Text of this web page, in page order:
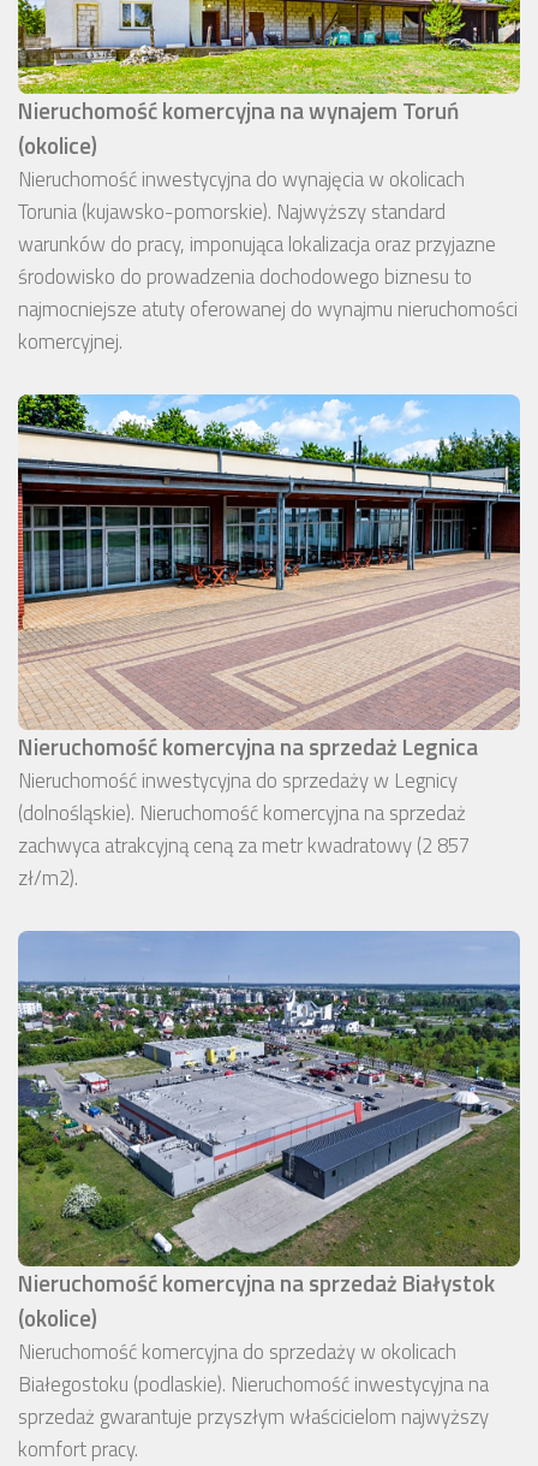
Nieruchomość komercyjna na wynajem Toruń
(okolice)
Nieruchomość inwestycyjna do wynajęcia w okolicach
Torunia (kujawsko-pomorskie). Najwyższy standard
warunków do pracy, imponująca lokalizacja oraz przyjazne
środowisko do prowadzenia dochodowego biznesu to
najmocniejsze atuty oferowanej do wynajmu nieruchomości
komercyjnej.
Nieruchomość komercyjna na sprzedaż Legnica
Nieruchomość inwestycyjna do sprzedaży w Legnicy
(dolnośląskie). Nieruchomość komercyjna na sprzedaż
zachwyca atrakcyjną ceną za metr kwadratowy (2 857
zł/m2).
Nieruchomość komercyjna na sprzedaż Białystok
(okolice)
Nieruchomość komercyjna do sprzedaży w okolicach
Białegostoku (podlaskie). Nieruchomość inwestycyjna na
sprzedaż gwarantuje przyszłym właścicielom najwyższy
komfort pracy.